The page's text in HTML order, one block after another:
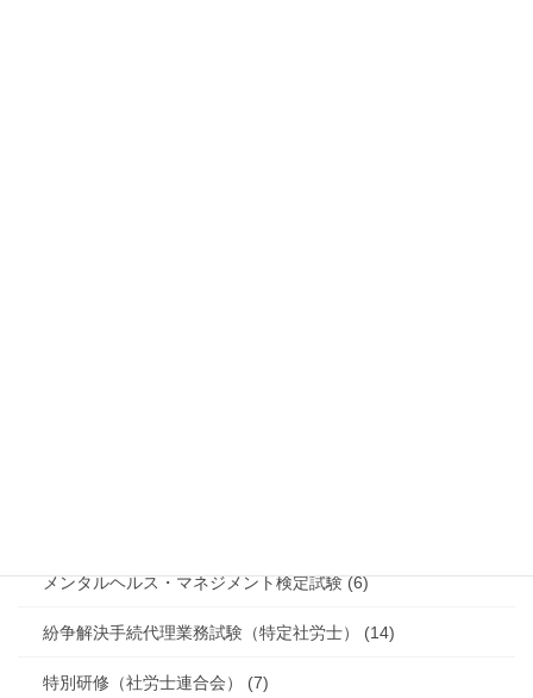
メンタルヘルス・マネジメント検定試験 (6)
紛争解決手続代理業務試験（特定社労士） (14)
特別研修（社労士連合会） (7)